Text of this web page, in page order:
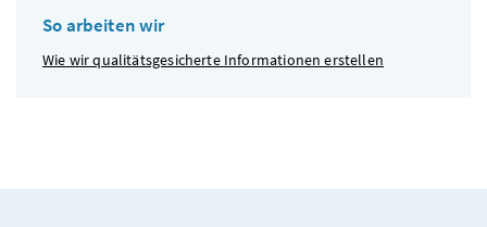
So arbeiten wir
Wie wir qualitätsgesicherte Informationen erstellen